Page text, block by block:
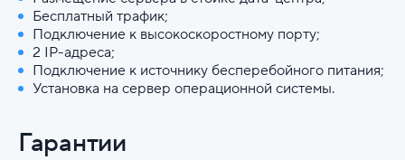
Бесплатный трафик;
Подключение к высокоскоростному порту;
2 IP-адреса;
Подключение к источнику бесперебойного питания;
Установка на сервер операционной системы.
Гарантии